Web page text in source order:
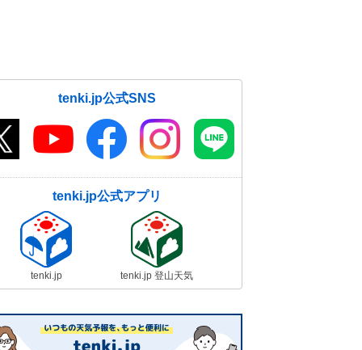
tenki.jp公式SNS
tenki.jp公式アプリ
tenki.jp tenki.jp 登山天気